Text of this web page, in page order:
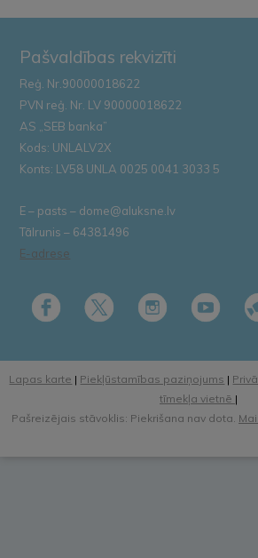
Pašvaldības rekvizīti
Reģ. Nr.90000018622
PVN reģ. Nr. LV 90000018622
AS „SEB banka”
Kods: UNLALV2X
Konts: LV58 UNLA 0025 0041 3033 5
E – pasts – dome@aluksne.lv
Tālrunis – 64381496
E-adrese
Lapas karte | Piekļūstamības paziņojums |
tīmekļa vietnē |
Pašreizējais stāvoklis: Piekrišana nav dota.